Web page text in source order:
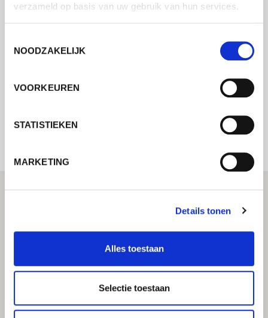
verzameld op basis van uw gebruik van hun services.
NOODZAKELIJK
VOORKEUREN
STATISTIEKEN
MARKETING
Details tonen
Alles toestaan
Selectie toestaan
mogelijk contact met u op.